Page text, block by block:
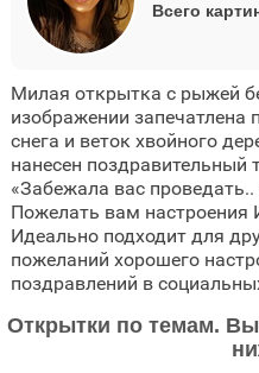
Всего
Милая открытка с рыжей
изображении запечатлена
снега и веток хвойного
нанесен поздравительный
«Забежала вас
Пожелать вам настроения
Идеально подходит для
пожеланий хорошего
поздравлений в
Открытки по темам.